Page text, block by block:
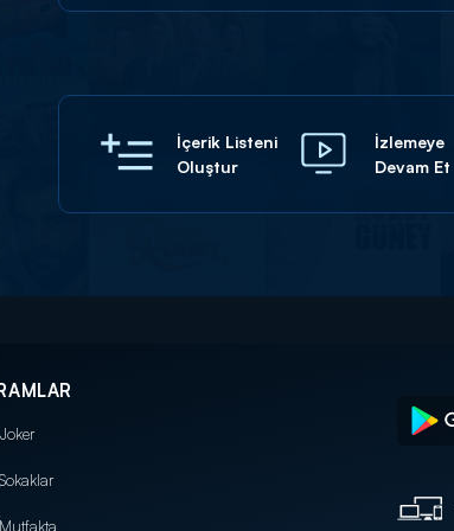
İçerik Listeni
Oluştur
İzlemeye
Devam Et